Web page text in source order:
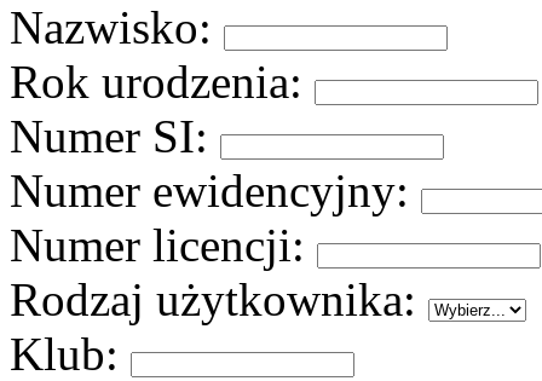
Nazwisko:
Rok urodzenia:
Numer SI:
Numer ewidencyjny:
Numer licencji:
Rodzaj użytkownika:
Klub: